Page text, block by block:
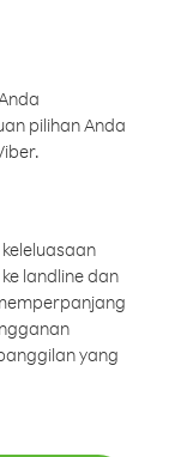
pilihan Anda
landline dan
yang